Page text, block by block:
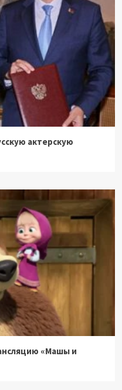
актерскую
«Машы и